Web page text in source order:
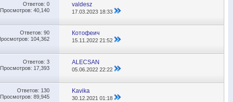
Ответов: 0
Просмотров: 40,140
valdesz
17.03.2023 18:33
Ответов: 90
104,362
Котофеич
15.11.202221:52
Ответов: 3
Просмотров: 17,393
ALECSAN
05.06.202222:22
Ответов: 130
Просмотров: 89,945
Kavika
30.12.202101:18